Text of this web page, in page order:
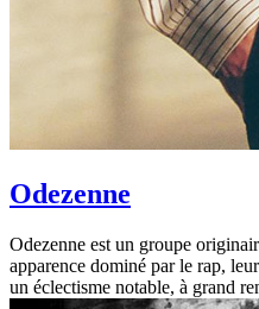
Odezenne
Odezenne est un groupe
apparence dominé par le rap,
un éclectisme notable, à grand